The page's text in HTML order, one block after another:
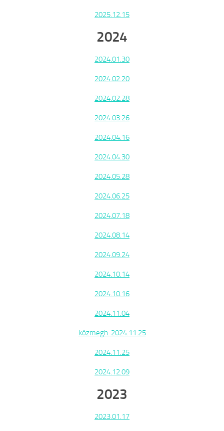
2025.12.15
2024
2024.01.30
2024.02.20
2024.02.28
2024.03.26
2024.04.16
2024.04.30
2024.05.28
2024.06.25
2024.07.18
2024.08.14
2024.09.24
2024.10.14
2024.10.16
2024.11.04
közmegh. 2024.11.25
2024.11.25
2024.12.09
2023
2023.01.17